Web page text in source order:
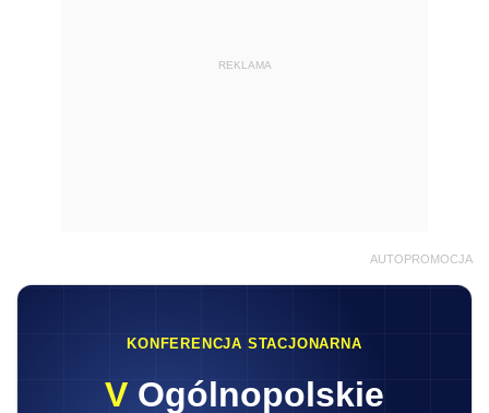
REKLAMA
AUTOPROMOCJA
KONFERENCJA STACJONARNA
V Ogólnopolskie